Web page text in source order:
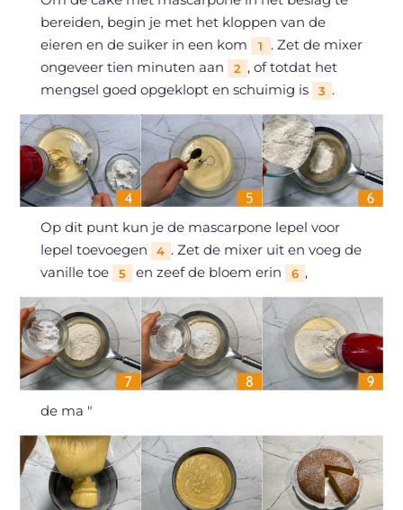
bereiden, begin je met het kloppen van de
eieren en de suiker in een kom
1
. Zet de mixer
ongeveer tien minuten aan
2 , of totdat het
mengsel goed opgeklopt en schuimig is
3 .
Op dit punt kun je de mascarpone lepel voor
lepel toevoegen
4 . Zet de mixer uit en voeg de
vanille toe
5 en zeef de bloem erin 6 ,
de ma "